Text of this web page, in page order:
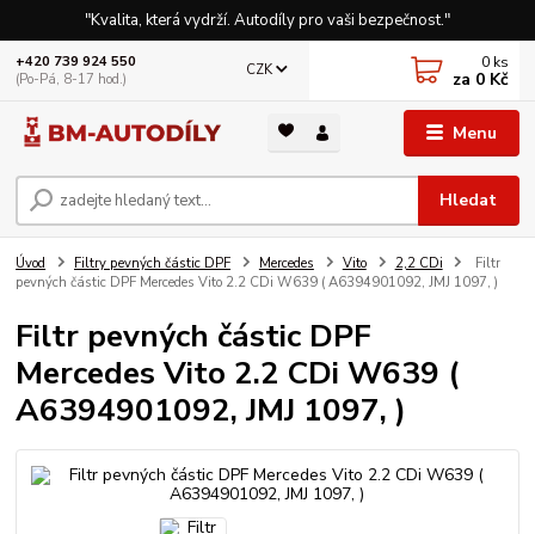
"Kvalita, která vydrží. Autodíly pro vaši bezpečnost."
Menu
CZK
Hledat
+420 739 924 550
(Po-Pá, 8-17 hod.)
0 ks
za 0 Kč
Úvod Filtry pevných částic DPF Mercedes Vito 2,2 CDi
Filtr
pevných částic DPF Mercedes Vito 2.2 CDi W639 ( A6394901092, JMJ 1097, )
Filtr pevných částic DPF
Mercedes Vito 2.2 CDi W639 (
A6394901092, JMJ 1097, )